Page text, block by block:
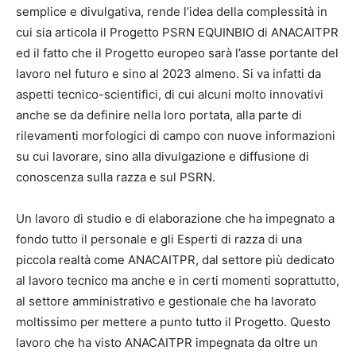
semplice e divulgativa, rende l’idea della complessità in
cui sia articola il Progetto PSRN EQUINBIO di ANACAITPR
ed il fatto che il Progetto europeo sarà l’asse portante del
lavoro nel futuro e sino al 2023 almeno. Si va infatti da
aspetti tecnico-scientifici, di cui alcuni molto innovativi
anche se da definire nella loro portata, alla parte di
rilevamenti morfologici di campo con nuove informazioni
su cui lavorare, sino alla divulgazione e diffusione di
conoscenza sulla razza e sul PSRN.
Un lavoro di studio e di elaborazione che ha impegnato a
fondo tutto il personale e gli Esperti di razza di una
piccola realtà come ANACAITPR, dal settore più dedicato
al lavoro tecnico ma anche e in certi momenti soprattutto,
al settore amministrativo e gestionale che ha lavorato
moltissimo per mettere a punto tutto il Progetto. Questo
lavoro che ha visto ANACAITPR impegnata da oltre un